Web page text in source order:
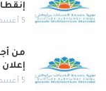
5 أغسطس, 2026
من
5 أغسطس, 2026